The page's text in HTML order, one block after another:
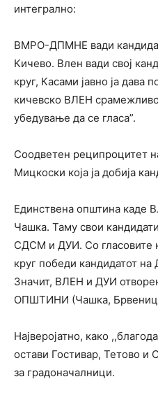
интегрално:
ВМРО-ДПМНЕ вади
Кичево. Влен вади свој
круг, Касами јавно ја дава
кичевско ВЛЕН
убедување да се гласа”.
Соодветен реципроцитет
Мицкоски која ја добија
Единствена општина каде
Чашка. Таму свои
СДСМ и ДУИ. Со гласовите
круг победи кандидатот на
Значит, ВЛЕН и ДУИ
ОПШТИНИ (Чашка,
Најверојатно, како
остави Гостивар, Тетово и
за градоначалници.